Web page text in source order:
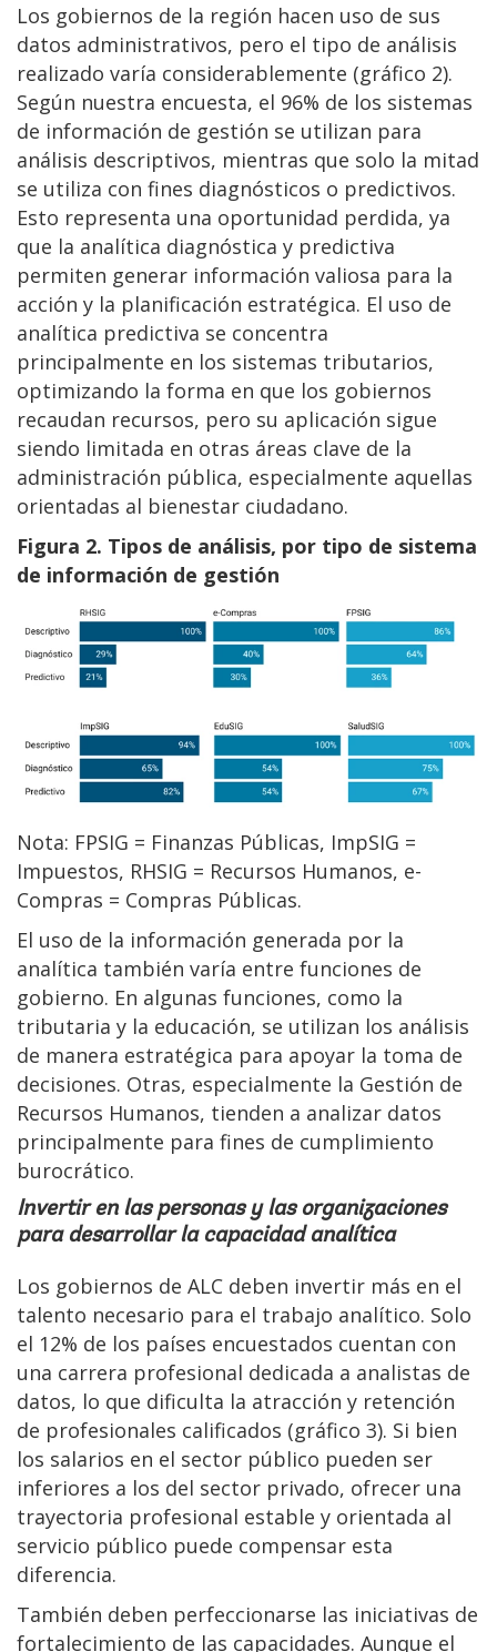
Los gobiernos de la región hacen uso de sus
datos administrativos, pero el tipo de análisis
realizado varía considerablemente (gráfico 2).
Según nuestra encuesta, el 96% de los sistemas
de información de gestión se utilizan para
análisis descriptivos, mientras que solo la mitad
se utiliza con fines diagnósticos o predictivos.
Esto representa una oportunidad perdida, ya
que la analítica diagnóstica y predictiva
permiten generar información valiosa para la
acción y la planificación estratégica. El uso de
analítica predictiva se concentra
principalmente en los sistemas tributarios,
optimizando la forma en que los gobiernos
recaudan recursos, pero su aplicación sigue
siendo limitada en otras áreas clave de la
administración pública, especialmente aquellas
orientadas al bienestar ciudadano.
Figura 2. Tipos de análisis, por tipo de sistema
de información de gestión
Nota: FPSIG = Finanzas Públicas, ImpSIG =
Impuestos, RHSIG = Recursos Humanos, e-
Compras = Compras Públicas.
El uso de la información generada por la
analítica también varía entre funciones de
gobierno. En algunas funciones, como la
tributaria y la educación, se utilizan los análisis
de manera estratégica para apoyar la toma de
decisiones. Otras, especialmente la Gestión de
Recursos Humanos, tienden a analizar datos
principalmente para fines de cumplimiento
burocrático.
Invertir en las personas y las organizaciones
para desarrollar la capacidad analítica
Los gobiernos de ALC deben invertir más en el
talento necesario para el trabajo analítico. Solo
el 12% de los países encuestados cuentan con
una carrera profesional dedicada a analistas de
datos, lo que dificulta la atracción y retención
de profesionales calificados (gráfico 3). Si bien
los salarios en el sector público pueden ser
inferiores a los del sector privado, ofrecer una
trayectoria profesional estable y orientada al
servicio público puede compensar esta
diferencia.
También deben perfeccionarse las iniciativas de
fortalecimiento de las capacidades. Aunque el